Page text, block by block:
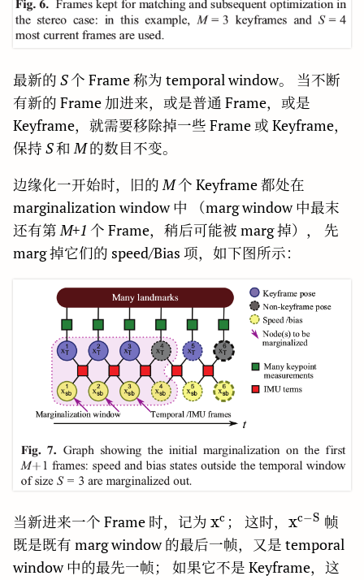
最新的 S个 Frame 称为 temporal window。 当不断
有新的 Frame 加进来，或是普通 Frame，或是
Keyframe，就需要移除掉一些 Frame 或 Keyframe，
保持 S和 M的数目不变。
边缘化一开始时，旧的M个 Keyframe 都处在
marginalization window 中 （marg window 中最末
还有第M+1 个 Frame，稍后可能被 marg 掉）， 先
marg 掉它们的 speed/Bias 项，如下图所示：
当新进来一个 Frame 时，记为 \rm
x^c
xc ； 这时， \rm
x^{c-
S}
xc−S 帧
既是既有 marg window 的最后一帧，又是 temporal
window 中的最先一帧； 如果它不是 Keyframe，这